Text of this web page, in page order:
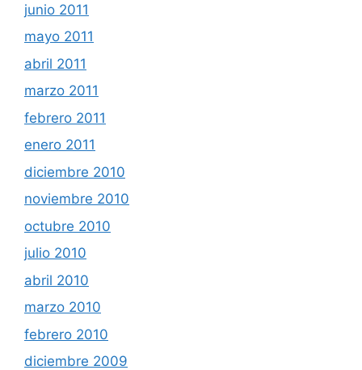
junio 2011
mayo 2011
abril 2011
marzo 2011
febrero 2011
enero 2011
diciembre 2010
noviembre 2010
octubre 2010
julio 2010
abril 2010
marzo 2010
febrero 2010
diciembre 2009